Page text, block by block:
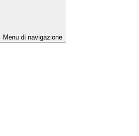
Menu di navigazione